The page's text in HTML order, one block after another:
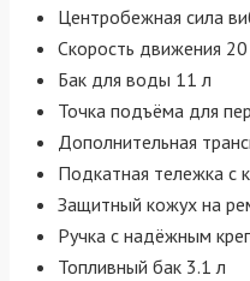
Центробежная сила
Скорость движения
Бак для воды 11 л
Точка подъёма для
Дополнительная
Подкатная тележка с
Защитный кожух на
Ручка с надёжным
Топливный бак 3.1 л